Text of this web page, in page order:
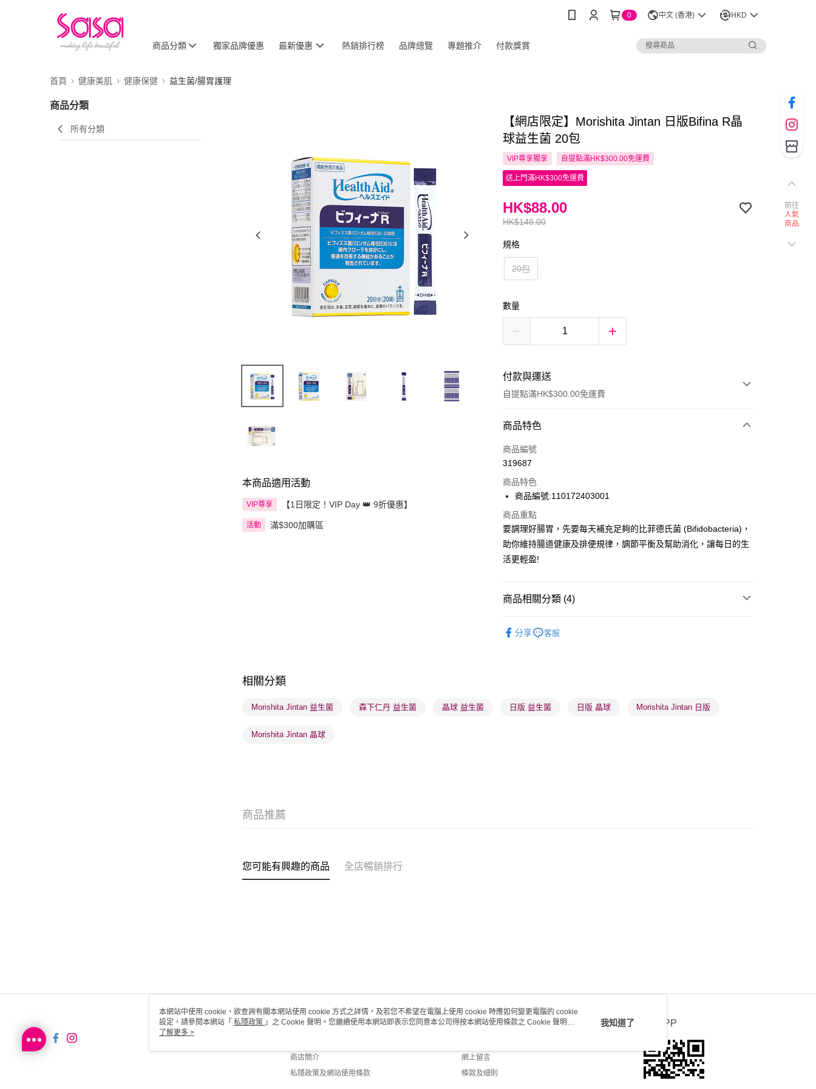
0 中文 (香港) HKD
商品分類 獨家品牌優惠 最新優惠 熱銷排行榜 品牌總覽 專題推介 付款獎賞
首頁 健康美肌 健康保健 益生菌/腸胃護理
商品分類
所有分類
本商品適用活動
VIP尊享 【1日限定！VIP Day 👑 9折優惠】
活動 滿$300加購區
【網店限定】Morishita Jintan 日版Bifina R晶
球益生菌 20包
VIP尊享獨享 自提點滿HK$300.00免運費
送上門滿HK$300免運費
HK$148.00
HK$88.00
規格
20包
數量
付款與運送
自提點滿HK$300.00免運費
付款方式
信用卡
AlipayHK
PayMe
BoC Pay
送貨方式
每筆HK$65.00，滿HK$300.00或以上免運費
商品特色
商品編號
319687
商品特色
商品編號:110172403001
商品重點
要調理好腸胃，先要每天補充足夠的比菲德氏菌 (Bifidobacteria)，
助你維持腸道健康及排便規律，調節平衡及幫助消化，讓每日的生
活更輕盈!
商品相關分類 (4)
分享 客服
相關分類
Morishita Jintan 益生菌 森下仁丹 益生菌 晶球 益生菌 日版 益生菌 日版 晶球 Morishita Jintan 日版
Morishita Jintan 晶球
商品推薦
您可能有興趣的商品 全店暢銷排行
關於我們
商店簡介
私隱政策及網站使用條款
客戶服務
網上留言
條款及細則
官方APP
前往
人氣
商品
本網站中使用 cookie，欲查詢有關本網站使用 cookie 方式之詳情，及若您不希望在電腦上使用 cookie 時應如何變更電腦的 cookie
設定，請參閱本網站「 私隱政策 」之 Cookie 聲明。您繼續使用本網站即表示您同意本公司得按本網站使用條款之 Cookie 聲明使
用 cookie。
了解更多 >
我知道了